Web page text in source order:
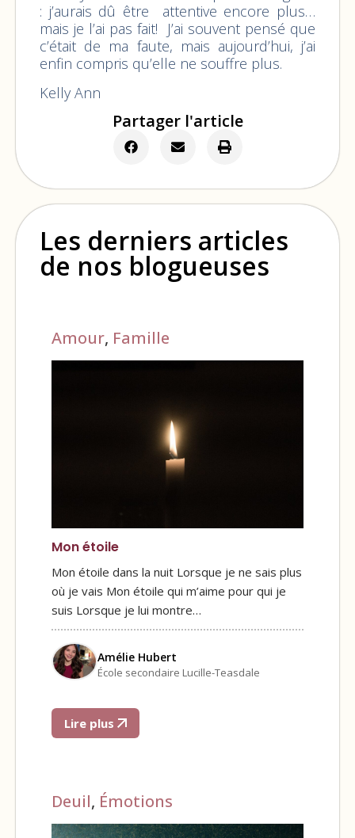
: j’aurais dû être attentive encore plus…
mais je l’ai pas fait! J’ai souvent pensé que
c’était de ma faute, mais aujourd’hui, j’ai
enfin compris qu’elle ne souffre plus.
Kelly Ann
Partager l'article
Les derniers articles
de nos blogueuses
Amour, Famille
Mon étoile
Mon étoile dans la nuit Lorsque je ne sais plus
où je vais Mon étoile qui m’aime pour qui je
suis Lorsque je lui montre…
Amélie Hubert
École secondaire Lucille-Teasdale
Lire plus
Deuil, Émotions